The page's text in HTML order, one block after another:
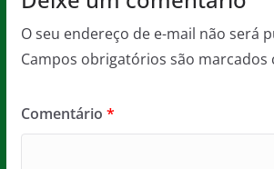
O seu endereço de e-mail não será
Campos obrigatórios são marcados
Comentário *